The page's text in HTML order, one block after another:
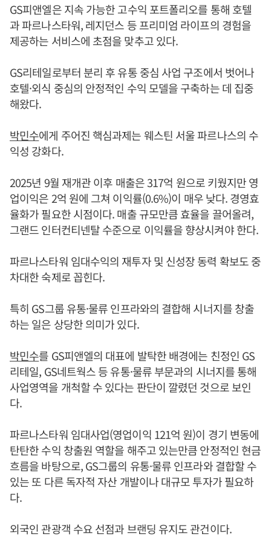
GS피앤엘은 지속 가능한 고수익 포트폴리오를 통해 호텔
과 파르나스타워, 레지던스 등 프리미엄 라이프의 경험을
제공하는 서비스에 초점을 맞추고 있다.
GS리테일로부터 분리 후 유통 중심 사업 구조에서 벗어나
호텔·외식 중심의 안정적인 수익 모델을 구축하는 데 집중
해왔다.
박민수에게 주어진 핵심과제는 웨스틴 서울 파르나스의 수
익성 강화다.
2025년 9월 재개관 이후 매출은 317억 원으로 키웠지만 영
업이익은 2억 원에 그쳐 이익률(0.6%)이 매우 낮다. 경영효
율화가 필요한 시점이다. 매출 규모만큼 효율을 끌어올려,
그랜드 인터컨티넨탈 수준으로 이익률을 향상시켜야 한다.
파르나스타워 임대수익의 재투자 및 신성장 동력 확보도 중
차대한 숙제로 꼽힌다.
특히 GS그룹 유통·물류 인프라와의 결합해 시너지를 창출
하는 일은 상당한 의미가 있다.
박민수를 GS피앤엘의 대표에 발탁한 배경에는 친정인 GS
리테일, GS네트웍스 등 유통·물류 부문과의 시너지를 통해
사업영역을 개척할 수 있다는 판단이 깔렸던 것으로 보인
다.
파르나스타워 임대사업(영업이익 121억 원)이 경기 변동에
탄탄한 수익 창출원 역할을 해주고 있는만큼 안정적인 현금
흐름을 바탕으로, GS그룹의 유통·물류 인프라와 결합할 수
있는 또 다른 독자적 자산 개발이나 대규모 투자가 필요하
다.
외국인 관광객 수요 선점과 브랜딩 유지도 관건이다.